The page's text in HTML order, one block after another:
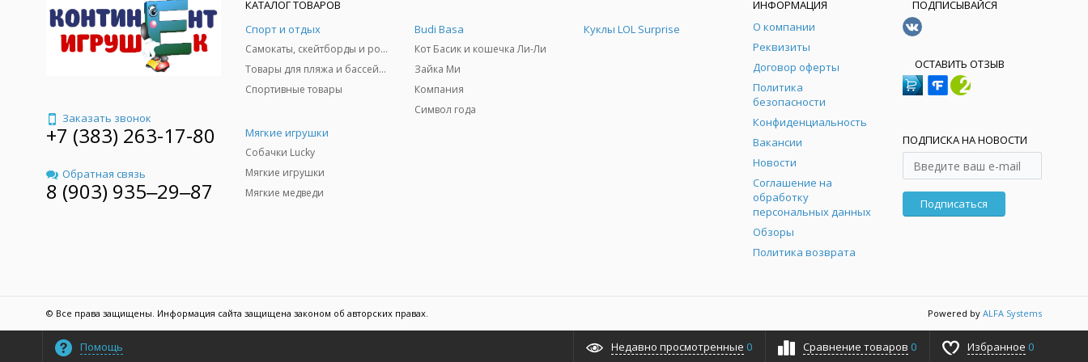
Заказать звонок
+7 (383) 263-17-80
Обратная связь
8 (903) 935‒29‒87
КАТАЛОГ ТОВАРОВ
Спорт и отдых
Самокаты, скейтборды и ролики
Товары для пляжа и бассейны
Спортивные товары
Budi Basa
Кот Басик и кошечка Ли-Ли
Зайка Ми
Компания
Символ года
Куклы LOL Surprise
Мягкие игрушки
Собачки Lucky
Мягкие игрушки
Мягкие медведи
ИНФОРМАЦИЯ
О компании
Реквизиты
Договор оферты
Политика
безопасности
Конфиденциальность
Вакансии
Новости
Соглашение на
обработку
персональных данных
Обзоры
Политика возврата
ПОДПИСЫВАЙСЯ
ОСТАВИТЬ ОТЗЫВ
ПОДПИСКА НА НОВОСТИ
Подписаться
© Все права защищены. Информация сайта защищена законом об авторских правах. Powered by ALFA Systems
Помощь Недавно просмотренные 0 Сравнение товаров 0 Избранное 0